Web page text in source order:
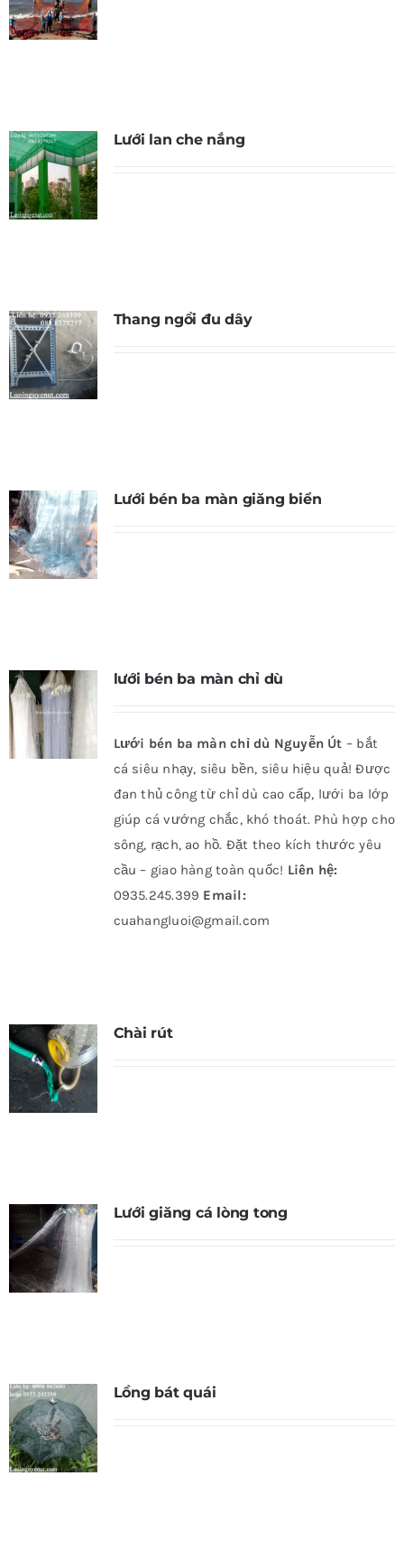
Lưới lan che nắng
Thang ngồi đu dây
Lưới bén ba màn giăng biển
lưới bén ba màn chỉ dù
Lưới bén ba màn chỉ dù Nguyễn Út – bắt
cá siêu nhạy, siêu bền, siêu hiệu quả! Được
đan thủ công từ chỉ dù cao cấp, lưới ba lớp
giúp cá vướng chắc, khó thoát. Phù hợp cho
sông, rạch, ao hồ. Đặt theo kích thước yêu
cầu – giao hàng toàn quốc! Liên hệ:
0935.245.399 Email:
cuahangluoi@gmail.com
Chài rút
Lưới giăng cá lòng tong
Lồng bát quái